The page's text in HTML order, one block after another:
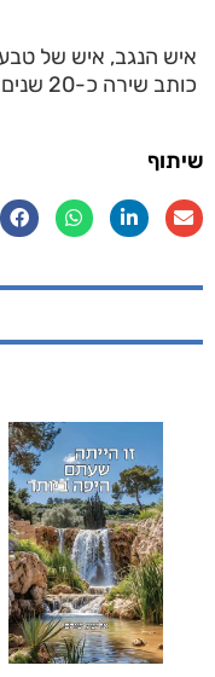
איש הנגב, איש של טבע,
כותב שירה כ-20 שנים.
שיתוף